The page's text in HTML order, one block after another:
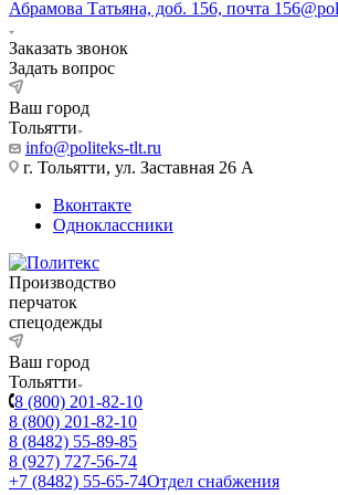
Абрамова Татьяна, доб. 156, почта
Заказать звонок
Задать вопрос
Ваш город
Тольятти
info@politeks-tlt.ru
г. Тольятти, ул. Заставная 26 А
Вконтакте
Одноклассники
Производство
перчаток
спецодежды
Ваш город
Тольятти
8 (800) 201-82-10
8 (800) 201-82-10
8 (8482) 55-89-85
8 (927) 727-56-74
+7 (8482) 55-65-74Отдел снабжения